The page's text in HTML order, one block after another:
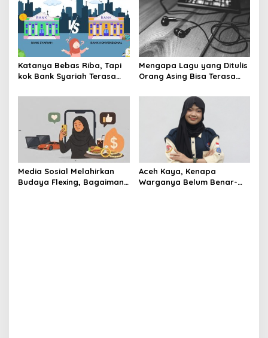
Katanya Bebas Riba, Tapi
kok Bank Syariah Terasa
Mengapa Lagu yang Ditulis
Orang Asing Bisa Terasa
Media Sosial Melahirkan
Budaya Flexing, Bagaimana
Aceh Kaya, Kenapa
Warganya Belum Benar-